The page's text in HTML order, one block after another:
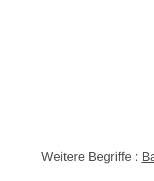
Weitere Begriffe :